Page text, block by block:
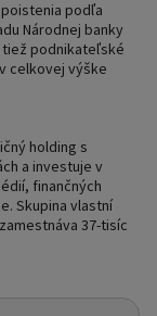
podľa
Národnej banky
tiež podnikateľské
celkovej výške
holding s
a investuje v
finančných
Skupina vlastní
37-tisíc